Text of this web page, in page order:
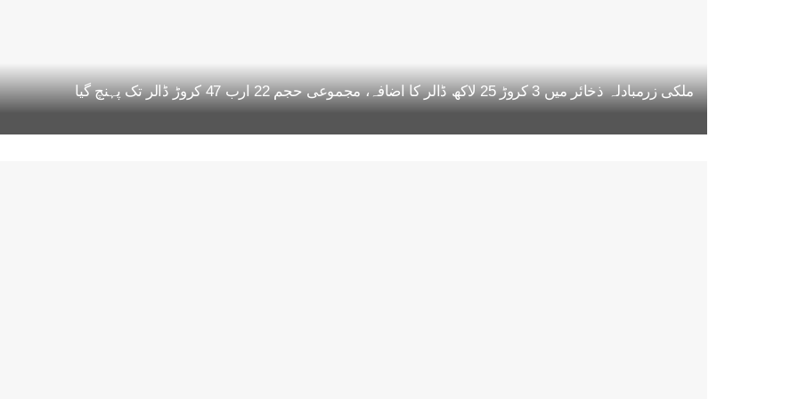
ملکی زرمبادلہ ذخائر میں 3 کروڑ 25 لاکھ ڈالر کا اضافہ، مجموعی حجم 22 ارب 47 کروڑ ڈالر تک پہنچ گیا